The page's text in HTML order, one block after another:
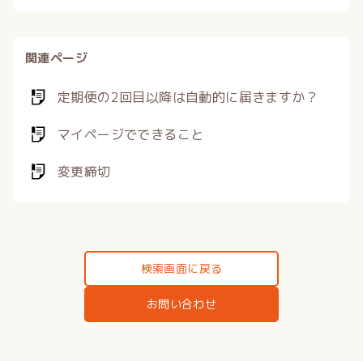
関連ページ
定期便の2回目以降は自動的に届きますか？
マイページでできること
変更締切
検索画面に戻る
お問い合わせ